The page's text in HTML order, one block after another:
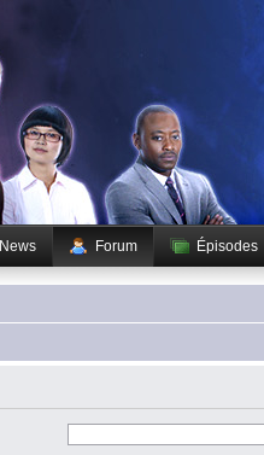
News Forum Épisodes